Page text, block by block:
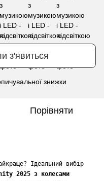
з'явиться
знижки
Порівняти
Ідеальний вибір
2025 з колесами